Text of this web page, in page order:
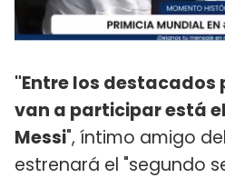
"Entre los destacados
van a participar está
Messi", íntimo amigo
estrenará el "segundo